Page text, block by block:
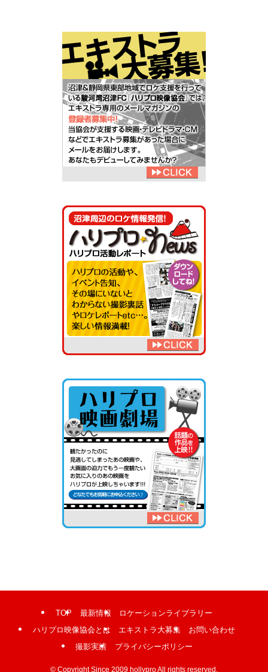
TOP 最新情報
ロケーションライブラリー
ハリプロ映像協会とは
エキストラ大募集
お問い合わせ
撮影実績
プライバシーポリシー
© Copyright Since 2009 hollypro All rights reserved.